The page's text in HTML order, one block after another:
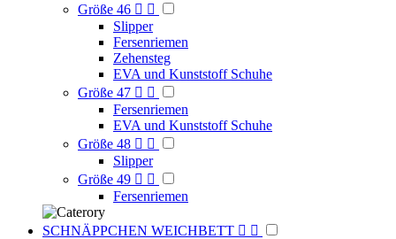
Größe 46  
Slipper
Fersenriemen
Zehensteg
EVA und Kunststoff Schuhe
Größe 47  
Fersenriemen
EVA und Kunststoff Schuhe
Größe 48  
Slipper
Größe 49  
Fersenriemen
SCHNÄPPCHEN WEICHBETT  